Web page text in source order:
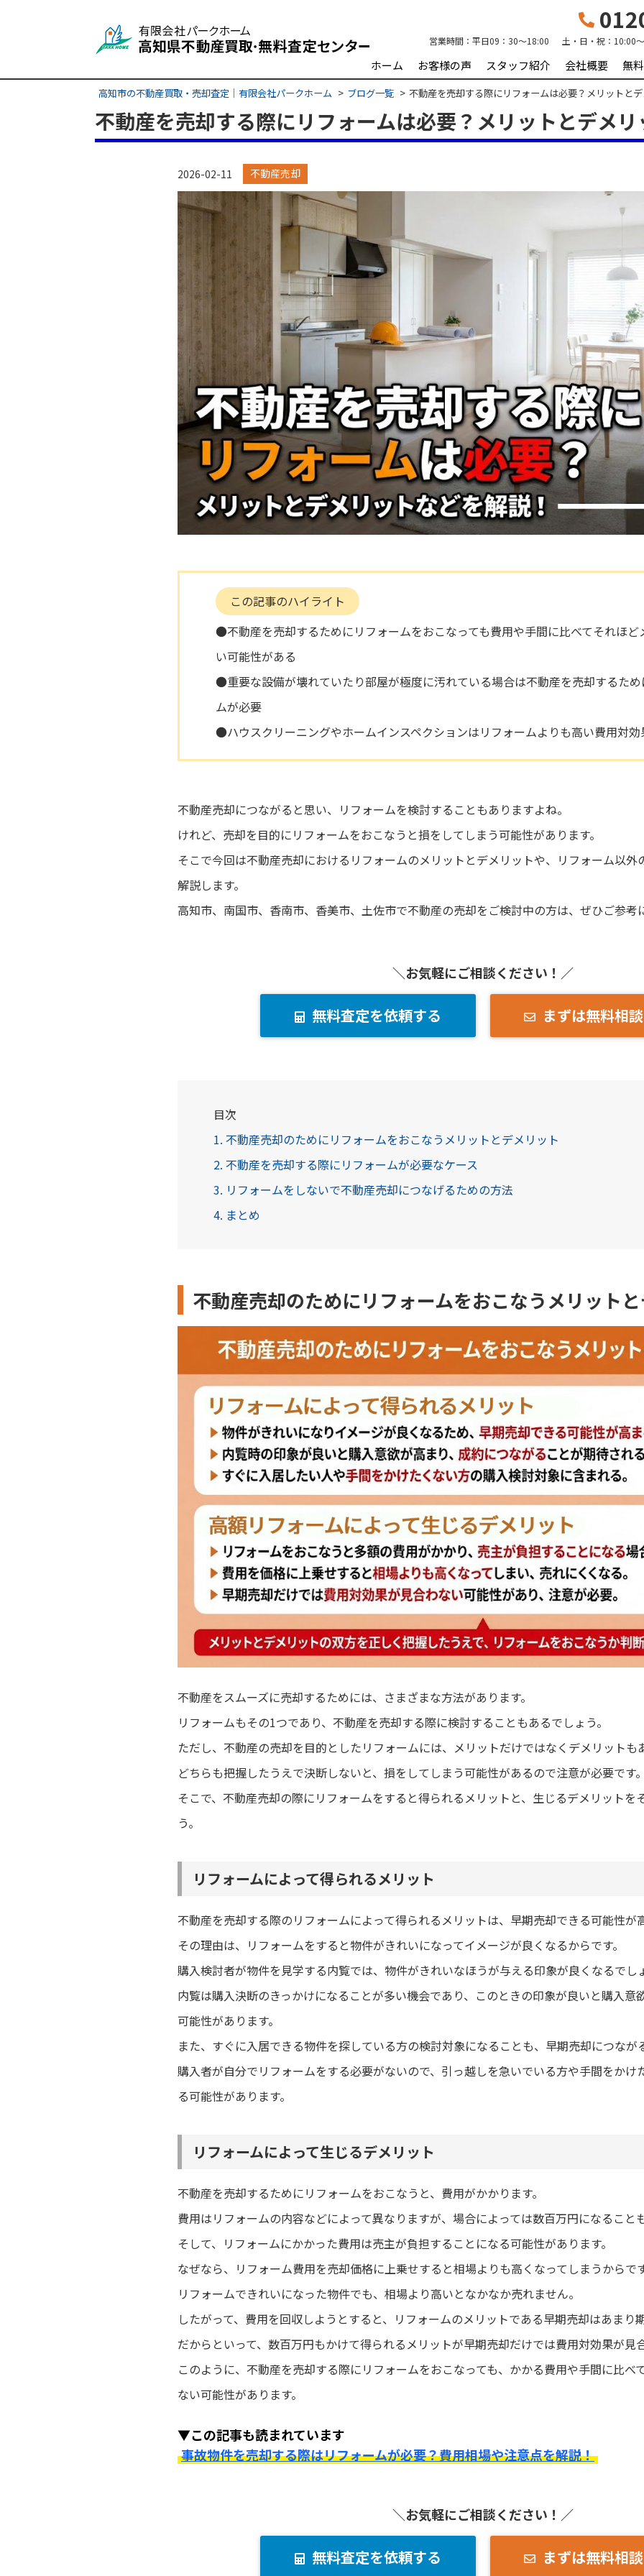
営業時間： 平日09：30～18:00 土・日・祝：10:00
ホーム お客様の声 スタッフ紹介 会社概要 無
高知市の不動産買取・売却査定｜有限会社パークホーム ブログ一覧 不動産を売却する際にリフォームは必要？メリットと
不動産を売却する際にリフォームは必要？メリットとデメ
2026-02-11 不動産売却
この記事のハイライト
●不動産を売却するためにリフォームをおこなっても費用や手間に比べてそれほど
い可能性がある
●重要な設備が壊れていたり部屋が極度に汚れている場合は不動産を売却するた
ムが必要
●ハウスクリーニングやホームインスペクションはリフォームよりも高い費用対
不動産売却につながると思い、リフォームを検討することもありますよね。
けれど、売却を目的にリフォームをおこなうと損をしてしまう可能性があります。
そこで今回は不動産売却におけるリフォームのメリットとデメリットや、リフォーム以
解説します。
高知市、南国市、香南市、香美市、土佐市で不動産の売却をご検討中の方は、ぜひご参考
＼お気軽にご相談ください！／
無料査定を依頼する まずは無料相
目次
1. 不動産売却のためにリフォームをおこなうメリットとデメリット
2. 不動産を売却する際にリフォームが必要なケース
3. リフォームをしないで不動産売却につなげるための方法
4. まとめ
不動産売却のためにリフォームをおこなうメリット
不動産をスムーズに売却するためには、さまざまな方法があります。
リフォームもその1つであり、不動産を売却する際に検討することもあるでしょう。
ただし、不動産の売却を目的としたリフォームには、メリットだけではなくデメリットも
どちらも把握したうえで決断しないと、損をしてしまう可能性があるので注意が必要です
そこで、不動産売却の際にリフォームをすると得られるメリットと、生じるデメリットを
う。
リフォームによって得られるメリット
不動産を売却する際のリフォームによって得られるメリットは、早期売却できる可能性が
その理由は、リフォームをすると物件がきれいになってイメージが良くなるからです。
購入検討者が物件を見学する内覧では、物件がきれいなほうが与える印象が良くなるでし
内覧は購入決断のきっかけになることが多い機会であり、このときの印象が良いと購入意
可能性があります。
また、すぐに入居できる物件を探している方の検討対象になることも、早期売却につなが
購入者が自分でリフォームをする必要がないので、引っ越しを急いでいる方や手間をかけ
る可能性があります。
リフォームによって生じるデメリット
不動産を売却するためにリフォームをおこなうと、費用がかかります。
費用はリフォームの内容などによって異なりますが、場合によっては数百万円になること
そして、リフォームにかかった費用は売主が負担することになる可能性があります。
なぜなら、リフォーム費用を売却価格に上乗せすると相場よりも高くなってしまうからで
リフォームできれいになった物件でも、相場より高いとなかなか売れません。
したがって、費用を回収しようとすると、リフォームのメリットである早期売却はあまり
だからといって、数百万円もかけて得られるメリットが早期売却だけでは費用対効果が見
このように、不動産を売却する際にリフォームをおこなっても、かかる費用や手間に比べ
ない可能性があります。
▼この記事も読まれています
事故物件を売却する際はリフォームが必要？費用相場や注意点を解説！
＼お気軽にご相談ください！／
無料査定を依頼する まずは無料相